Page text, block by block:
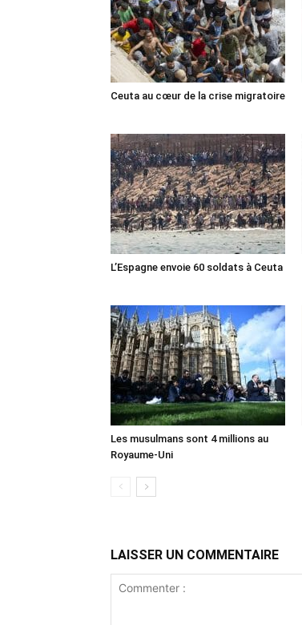
Ceuta au cœur de la crise migratoire
L’Espagne envoie 60 soldats à Ceuta
Les musulmans sont 4 millions au
Royaume-Uni
LAISSER UN COMMENTAIRE